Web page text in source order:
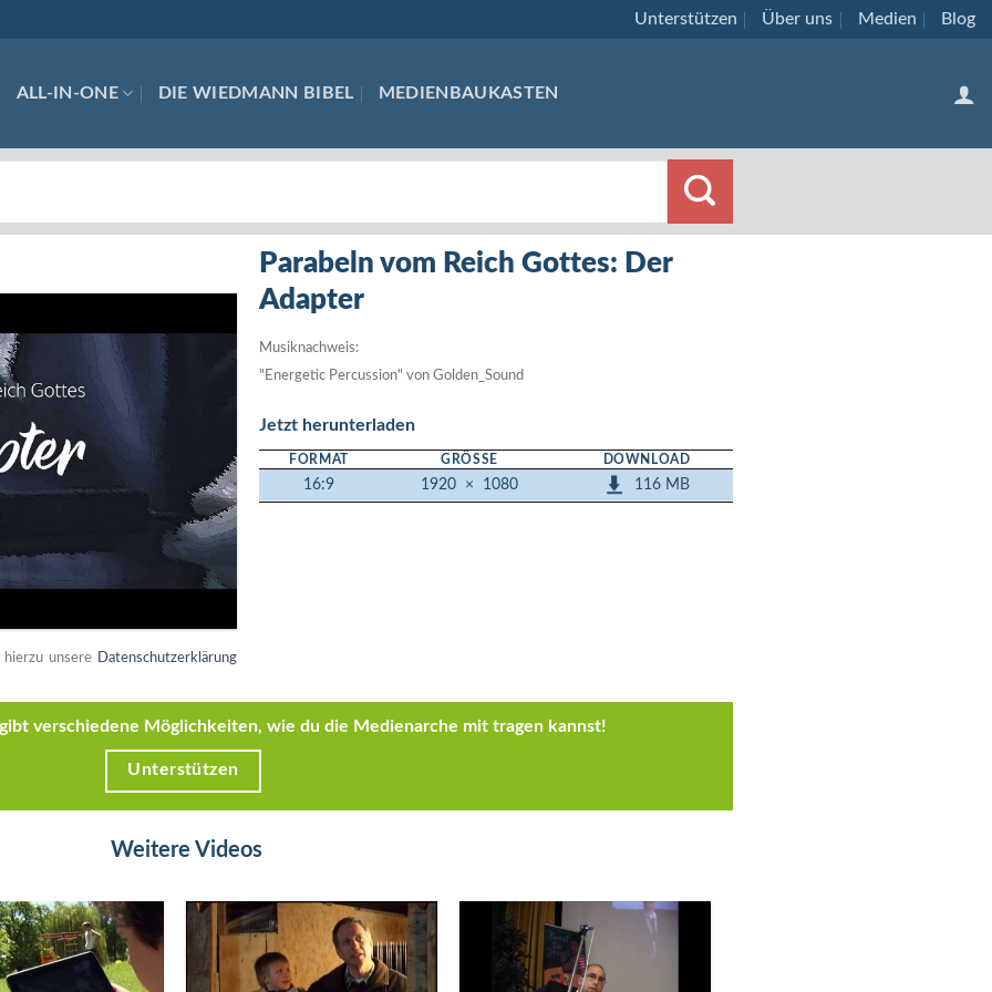
Unterstützen Über uns Medien Blog
ALL-IN-ONE DIE WIEDMANN BIBEL MEDIENBAUKASTEN
hierzu unsere
Datenschutzerklärung
Parabeln vom Reich Gottes: Der
Adapter
Musiknachweis:
"Energetic Percussion" von Golden_Sound
Jetzt herunterladen
FORMAT GRÖSSE DOWNLOAD
16:9 1920 × 1080 116 MB
verschiedene Möglichkeiten, wie du die Medienarche mit tragen kannst!
Unterstützen
Weitere Videos